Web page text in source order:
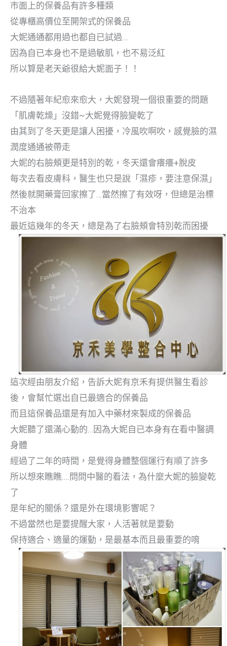
市面上的保養品有許多種類
從專櫃高價位至開架式的保養品
大妮通通都用過也都自已試過…
因為自已本身也不是過敏肌，也不易泛紅
所以算是老天爺很給大妮面子！！
不過隨著年紀愈來愈大，大妮發現一個很重要的問題
「肌膚乾燥」沒錯~大妮覺得臉變乾了
由其到了冬天更是讓人困擾，冷風吹啊吹，感覺臉的濕
潤度通通被帶走
大妮的右臉頰更是特別的乾，冬天還會癢癢+脫皮
每次去看皮膚科，醫生也只是說「濕疹，要注意保濕」
然後就開藥膏回家擦了…當然擦了有效呀，但總是治標
不治本
最近這幾年的冬天，總是為了右臉頰會特別乾而困擾
這次經由朋友介紹，告訴大妮有京禾有提供醫生看診
後，會幫忙選出自已最適合的保養品
而且這保養品還是有加入中藥材來製成的保養品
大妮聽了還滿心動的…因為大妮自已本身有在看中醫調
身體
經過了二年的時間，是覺得身體整個運行有順了許多
所以想來瞧瞧….問問中醫的看法，為什麼大妮的臉變乾
了
是年紀的關係？還是外在環境影響呢？
不過當然也是要提醒大家，人活著就是要動
保持適合、適量的運動，是最基本而且最重要的唷